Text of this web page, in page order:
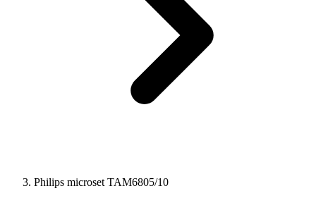
Philips microset TAM6805/10